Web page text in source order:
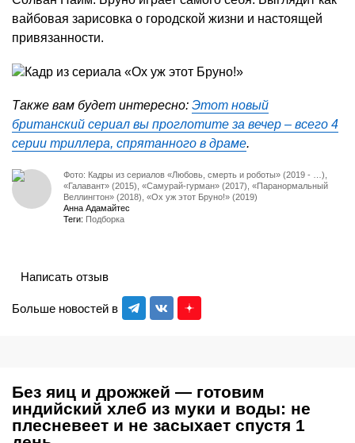
вайбовая зарисовка о городской жизни и настоящей
привязанности.
Также вам будет интересно: Этот новый
британский сериал вы проглотите за вечер – всего 4
серии триллера, спрятанного в драме.
Фото: Кадры из сериалов «Любовь, смерть и роботы» (2019 - …),
«Галавант» (2015), «Самурай-гурман» (2017), «Паранормальный
Веллингтон» (2018), «Ох уж этот Бруно!» (2019)
Анна Адамайтес
Теги: Подборка
Больше новостей в
Написать отзыв
Без яиц и дрожжей — готовим
индийский хлеб из муки и воды: не
плесневеет и не засыхает спустя 1